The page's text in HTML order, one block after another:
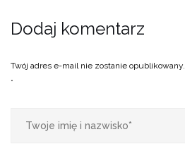
Dodaj komentarz
Twój adres e-mail nie zostanie opublikowany.
*